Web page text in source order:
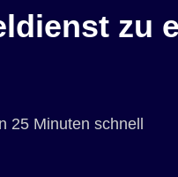
zu
25 Minuten schnell